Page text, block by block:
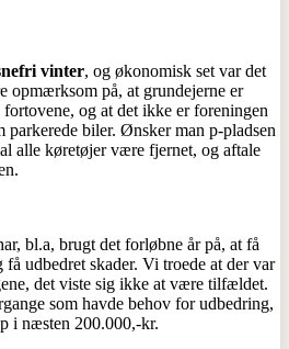
vinter, og økonomisk set var det
opmærksom på, at grundejerne er
og at det ikke er foreningen
parkerede biler. Ønsker man p-pladsen
alle køretøjer være fjernet, og aftale
bl.a, brugt det forløbne år på, at få
få udbedret skader. Vi troede at der var
det viste sig ikke at være tilfældet.
som havde behov for udbedring,
i næsten 200.000,-kr.